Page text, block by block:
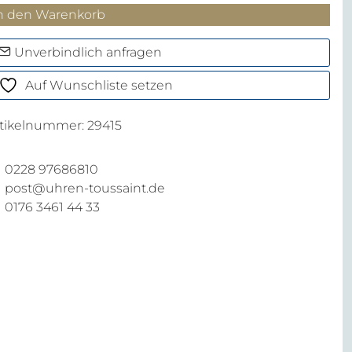
den Warenkorb
Unverbindlich anfragen
Auf Wunschliste setzen
29415
0228 97686810
post@uhren-toussaint.de
0176 3461 44 33